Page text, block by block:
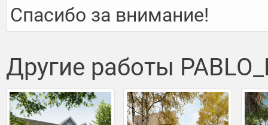
Спасибо за внимание!
Другие работы